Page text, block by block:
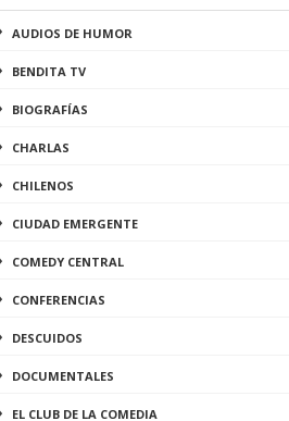
AUDIOS DE HUMOR
BENDITA TV
BIOGRAFÍAS
CHARLAS
CHILENOS
CIUDAD EMERGENTE
COMEDY CENTRAL
CONFERENCIAS
DESCUIDOS
DOCUMENTALES
EL CLUB DE LA COMEDIA